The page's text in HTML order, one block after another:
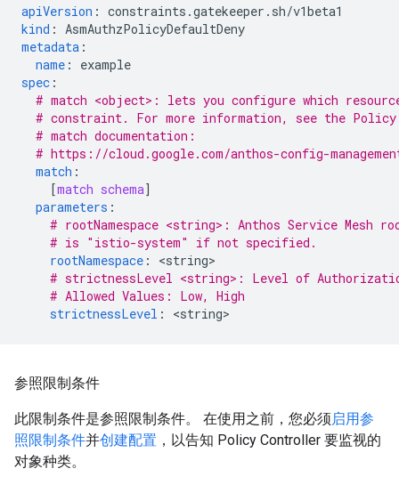
apiVersion : constraints.gatekeeper.sh/v1beta1
kind : AsmAuthzPolicyDefaultDeny
metadata :
name :
example
spec :
# match <object>: lets you configure which
# constraint. For more information, see the
# match documentation:
# https://cloud.google.com/anthos-config-
match :
[match schema]
parameters :
# rootNamespace <string>: Anthos Service Mesh
# is "istio-system" if not specified.
rootNamespace : <string
# strictnessLevel <string>: Level of
# Allowed Values: Low, High
strictnessLevel : <string
参照限制条件
此限制条件是参照限制条件。 在使用之前，您必须启用参
照限制条件并创建配置 ，以告知 Policy Controller 要监视的
对象种类。